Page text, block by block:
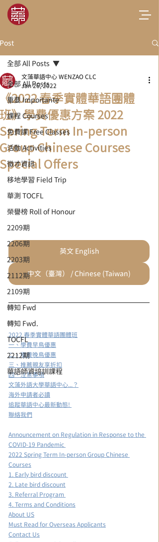
Post
全部 All Posts
重要 Importante
課程 Courses
免費課 Free Classes
活動 Activities
徵才資訊
移地學習 Field Trip
華測 TOCFL
榮譽榜 Roll of Honour
2209期
2206期
2203期
2112期
2109期
轉知 Fwd
轉知 Fwd.
TOCFL
2212期
華語師資培訓課程
全部 All Posts
《2022 春季實體華語團體
班》學費優惠方案 2022
Spring Term In-person
Group Chinese Courses
Special Offers
文藻華語中心 WENZAO CLC
Jan 26, 2022
英文 English
中文（臺灣） / Chinese (Taiwan)
2022 春季實體華語團體班
一、學費早鳥優惠
二、學費晚鳥優惠
三、推薦親友享折扣
四、注意事項
文藻外語大學華語中心...？
海外申請者必讀
追蹤華語中心最新動態!
聯絡我們
Announcement on Regulation in Response to the
COVID-19 Pandemic
2022 Spring Term In-person Group Chinese
Courses
1. Early bird discount
2. Late bird discount
3. Referral Program
4. Terms and Conditions
About US
Must Read for Overseas Applicants
Contact Us